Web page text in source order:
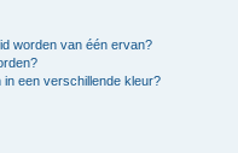
worden van één ervan?
een verschillende kleur?